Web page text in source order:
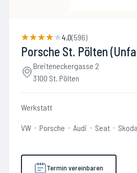
4.0(596)
Porsche St. Pölten
Breiteneckergasse 2
3100 St. Pölten
Werkstatt
VW Porsche Audi Seat Skoda
Termin vereinbaren